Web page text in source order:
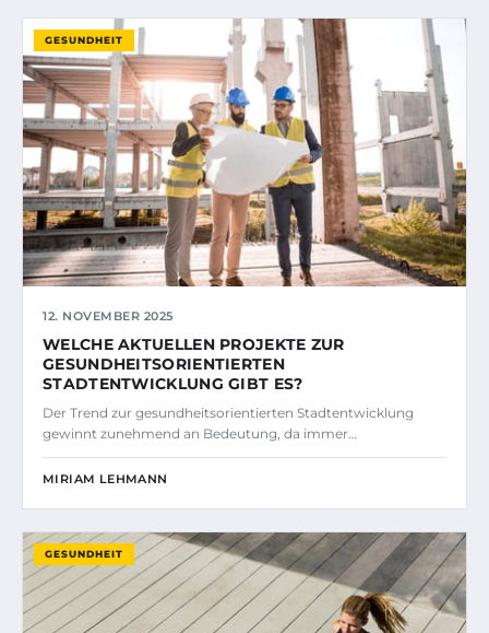
GESUNDHEIT
12. NOVEMBER 2025
WELCHE AKTUELLEN PROJEKTE ZUR
GESUNDHEITSORIENTIERTEN
STADTENTWICKLUNG GIBT ES?
Der Trend zur gesundheitsorientierten Stadtentwicklung
gewinnt zunehmend an Bedeutung, da immer…
MIRIAM LEHMANN
GESUNDHEIT